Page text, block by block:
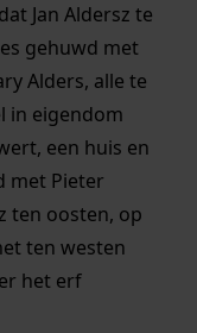
Jan Aldersz te
gehuwd met
Alders, alle te
in eigendom
een huis en
met Pieter
ten oosten, op
ten westen
het erf